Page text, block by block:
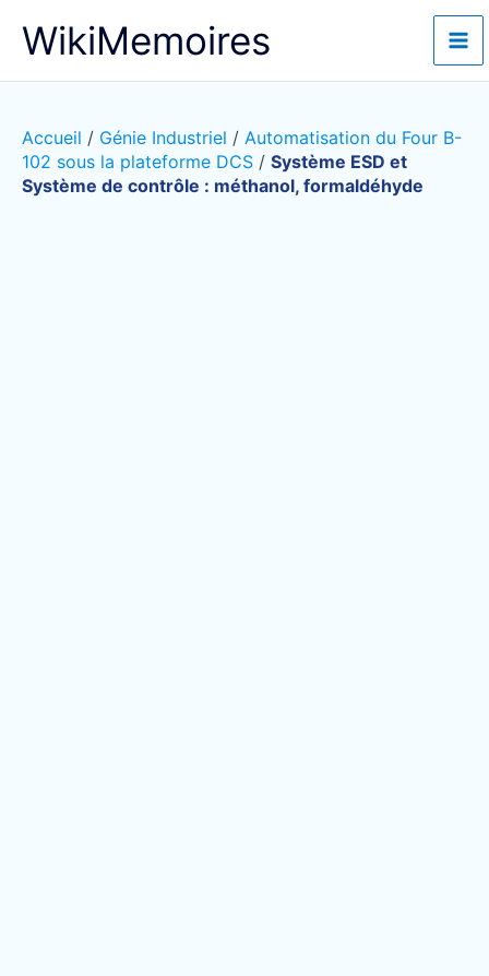
WikiMemoires
Accueil / Génie Industriel / Automatisation du Four B-
102 sous la plateforme DCS / Système ESD et
Système de contrôle : méthanol, formaldéhyde